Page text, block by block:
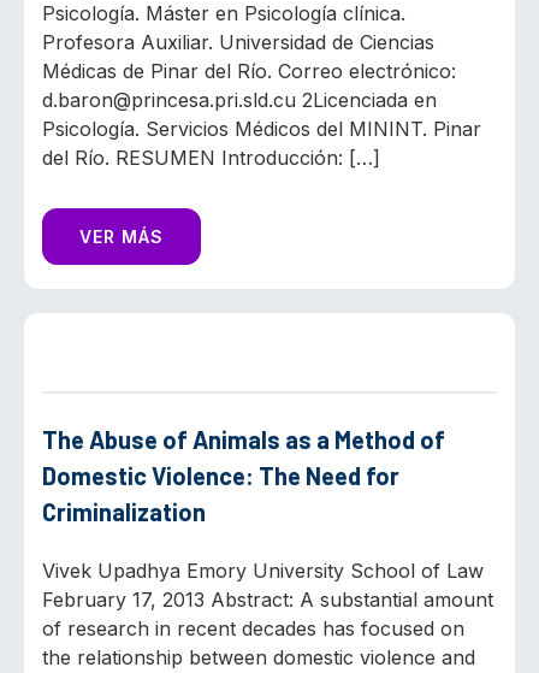
Psicología. Máster en Psicología clínica.
Profesora Auxiliar. Universidad de Ciencias
Médicas de Pinar del Río. Correo electrónico:
d.baron@princesa.pri.sld.cu 2Licenciada en
Psicología. Servicios Médicos del MININT. Pinar
del Río. RESUMEN Introducción: […]
VER MÁS
The Abuse of Animals as a Method of
Domestic Violence: The Need for
Criminalization
Vivek Upadhya Emory University School of Law
February 17, 2013 Abstract: A substantial amount
of research in recent decades has focused on
the relationship between domestic violence and